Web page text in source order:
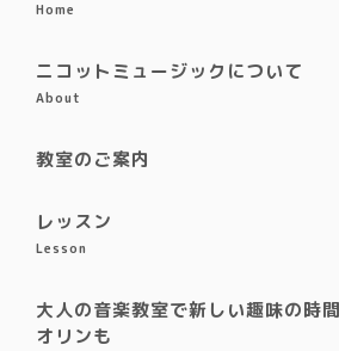
Home
ニコットミュージックについて
About
教室のご案内
レッスン
Lesson
大人の音楽教室で新しい趣味の時
オリンも